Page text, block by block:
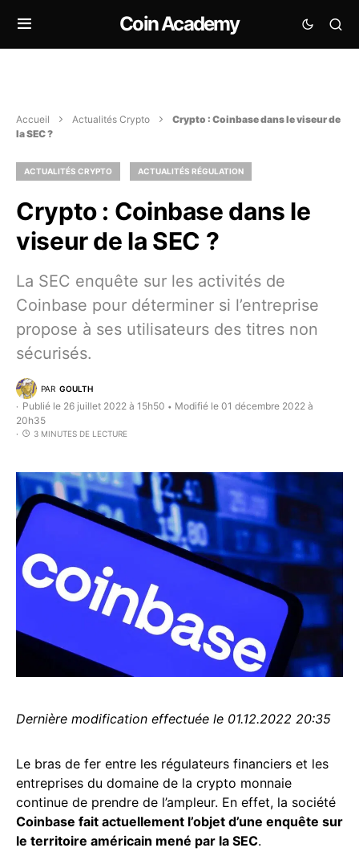
Coin Academy
Accueil Actualités Crypto
Crypto : Coinbase dans le viseur de
la SEC ?
ACTUALITÉS CRYPTO ACTUALITÉS RÉGULATION
Crypto : Coinbase dans le
viseur de la SEC ?
La SEC enquête sur les activités de
Coinbase pour déterminer si l’entreprise
propose à ses utilisateurs des titres non
sécurisés.
PAR GOULTH
Publié le 26 juillet 2022 à 15h50 • Modifié le 01 décembre 2022 à
20h35
3 MINUTES DE LECTURE
Dernière modification effectuée le 01.12.2022 20:35
Le bras de fer entre les régulateurs financiers et les
entreprises du domaine de la crypto monnaie
continue de prendre de l’ampleur. En effet, la société
Coinbase fait actuellement l’objet d’une enquête sur
le territoire américain mené par la SEC.